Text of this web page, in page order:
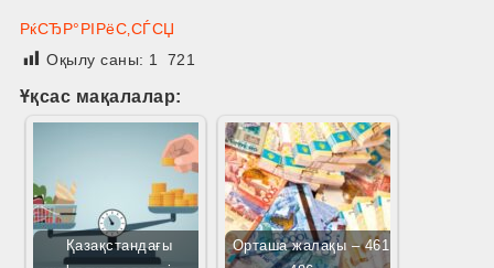
РќСЂР°РІРёС‚СЃСЏ
Оқылу саны: 1 721
Ұқсас мақалалар:
Қазақстандағы
Орташа жалақы – 461